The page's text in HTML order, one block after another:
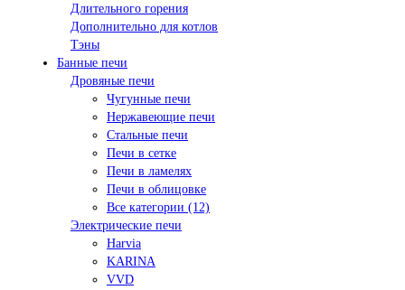
Длительного горения
Дополнительно для котлов
Тэны
Банные печи
Дровяные печи
Чугунные печи
Нержавеющие печи
Стальные печи
Печи в сетке
Печи в ламелях
Печи в облицовке
Все категории (12)
Электрические печи
Harvia
KARINA
VVD